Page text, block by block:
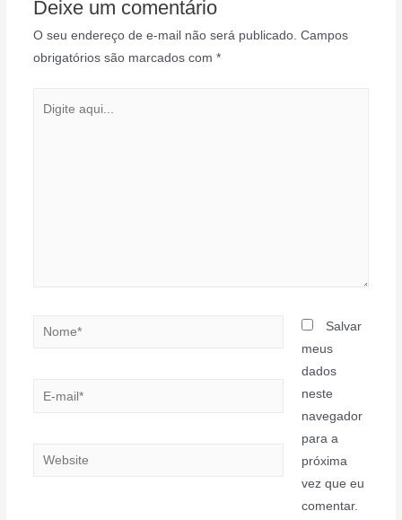
Deixe um comentário
O seu endereço de e-mail não será publicado. Campos
obrigatórios são marcados com *
Nome*
E-
Website
Salvar
meus
dados
neste
navegador
para a
próxima
vez que eu
comentar.